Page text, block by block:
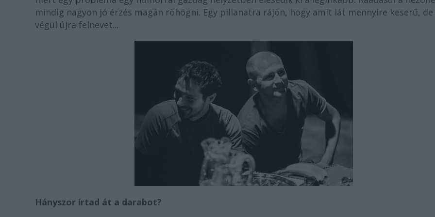
mindig nagyon jó érzés magán röhögni. Egy pillanatra rájön, hogy amit lát mennyire keserű, de
végül újra felnevet...
Hányszor írtad át a darabot?